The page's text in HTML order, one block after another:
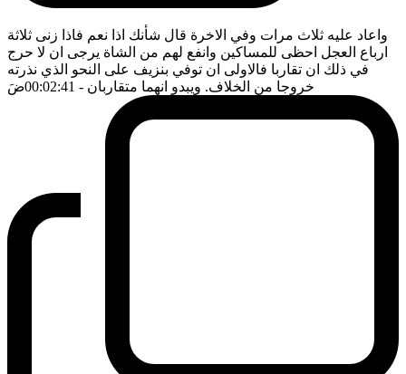
واعاد عليه ثلاث مرات وفي الاخرة قال شأنك اذا نعم فاذا زنى ثلاثة
ارباع العجل احظى للمساكين وانفع لهم من الشاة يرجى ان لا حرج
في ذلك ان تقاربا فالاولى ان توفي بنزيف على النحو الذي نذرته
خروجا من الخلاف. ويبدو انهما متقاربان - 00:02:41 ضَ